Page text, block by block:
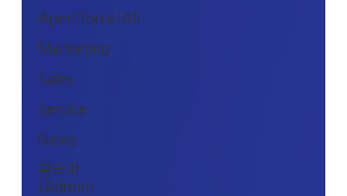
Agentforce(AI)
Marketing
Sales
Service
News
관리자
(Admin)